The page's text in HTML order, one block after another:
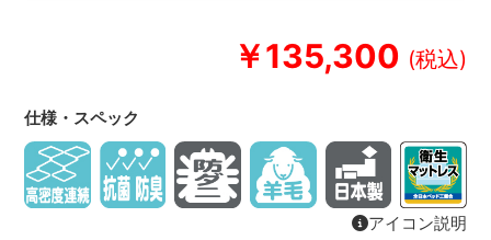
￥135,300
仕様・スペック
アイコン説明